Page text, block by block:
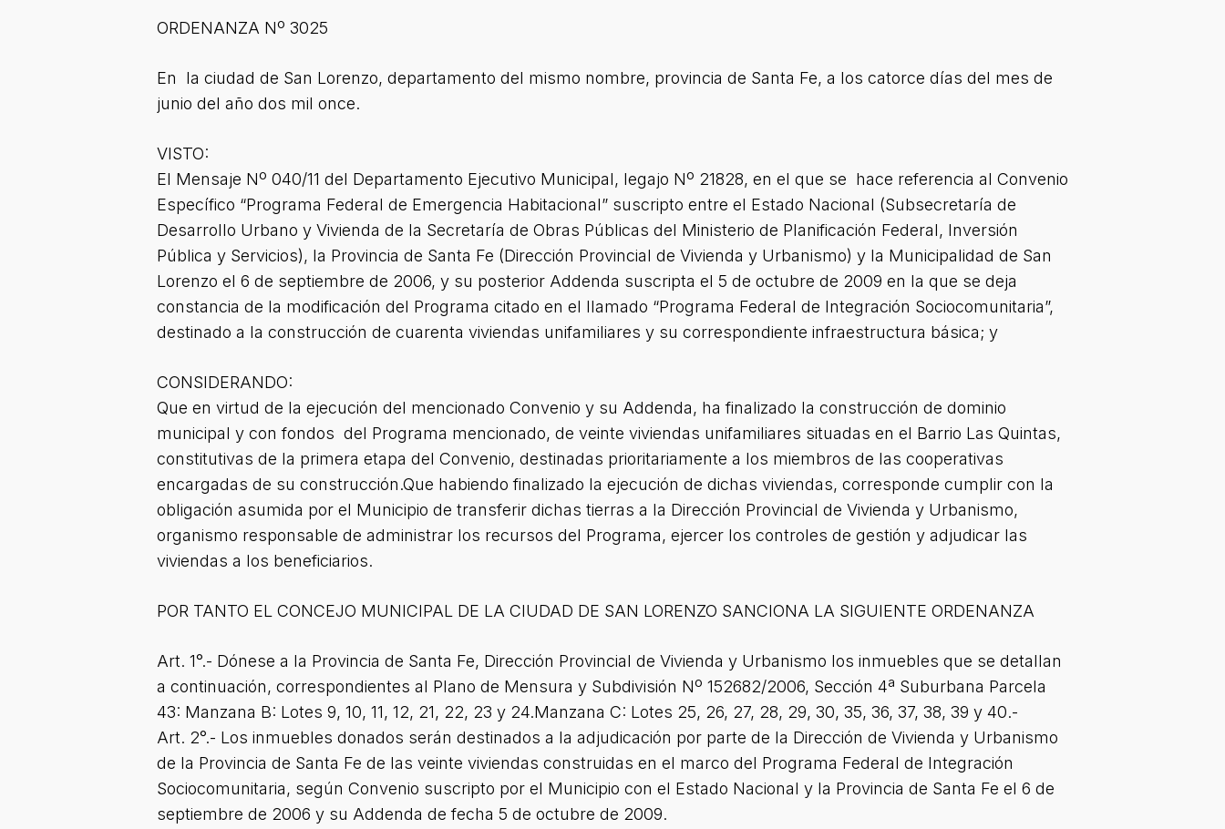
ORDENANZA Nº 3025
En la ciudad de San Lorenzo, departamento del mismo nombre, provincia de Santa Fe, a los catorce días del mes de
junio del año dos mil once.
VISTO:
El Mensaje Nº 040/11 del Departamento Ejecutivo Municipal, legajo Nº 21828, en el que se hace referencia al Convenio
Específico “Programa Federal de Emergencia Habitacional” suscripto entre el Estado Nacional (Subsecretaría de
Desarrollo Urbano y Vivienda de la Secretaría de Obras Públicas del Ministerio de Planificación Federal, Inversión
Pública y Servicios), la Provincia de Santa Fe (Dirección Provincial de Vivienda y Urbanismo) y la Municipalidad de San
Lorenzo el 6 de septiembre de 2006, y su posterior Addenda suscripta el 5 de octubre de 2009 en la que se deja
constancia de la modificación del Programa citado en el llamado “Programa Federal de Integración Sociocomunitaria”,
destinado a la construcción de cuarenta viviendas unifamiliares y su correspondiente infraestructura básica; y
CONSIDERANDO:
Que en virtud de la ejecución del mencionado Convenio y su Addenda, ha finalizado la construcción de dominio
municipal y con fondos del Programa mencionado, de veinte viviendas unifamiliares situadas en el Barrio Las Quintas,
constitutivas de la primera etapa del Convenio, destinadas prioritariamente a los miembros de las cooperativas
encargadas de su construcción.Que habiendo finalizado la ejecución de dichas viviendas, corresponde cumplir con la
obligación asumida por el Municipio de transferir dichas tierras a la Dirección Provincial de Vivienda y Urbanismo,
organismo responsable de administrar los recursos del Programa, ejercer los controles de gestión y adjudicar las
viviendas a los beneficiarios.
POR TANTO EL CONCEJO MUNICIPAL DE LA CIUDAD DE SAN LORENZO SANCIONA LA SIGUIENTE ORDENANZA
Art. 1°.- Dónese a la Provincia de Santa Fe, Dirección Provincial de Vivienda y Urbanismo los inmuebles que se detallan
a continuación, correspondientes al Plano de Mensura y Subdivisión Nº 152682/2006, Sección 4ª Suburbana Parcela
43: Manzana B: Lotes 9, 10, 11, 12, 21, 22, 23 y 24.Manzana C: Lotes 25, 26, 27, 28, 29, 30, 35, 36, 37, 38, 39 y 40.-
Art. 2°.- Los inmuebles donados serán destinados a la adjudicación por parte de la Dirección de Vivienda y Urbanismo
de la Provincia de Santa Fe de las veinte viviendas construidas en el marco del Programa Federal de Integración
Sociocomunitaria, según Convenio suscripto por el Municipio con el Estado Nacional y la Provincia de Santa Fe el 6 de
septiembre de 2006 y su Addenda de fecha 5 de octubre de 2009.